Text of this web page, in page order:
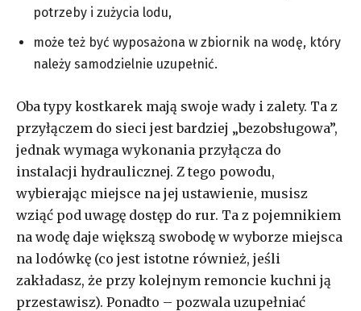
potrzeby i zużycia lodu,
może też być wyposażona w zbiornik na wodę, który
należy samodzielnie uzupełnić.
Oba typy kostkarek mają swoje wady i zalety. Ta z
przyłączem do sieci jest bardziej „bezobsługowa”,
jednak wymaga wykonania przyłącza do
instalacji hydraulicznej. Z tego powodu,
wybierając miejsce na jej ustawienie, musisz
wziąć pod uwagę dostęp do rur. Ta z pojemnikiem
na wodę daje większą swobodę w wyborze miejsca
na lodówkę (co jest istotne również, jeśli
zakładasz, że przy kolejnym remoncie kuchni ją
przestawisz). Ponadto – pozwala uzupełniać